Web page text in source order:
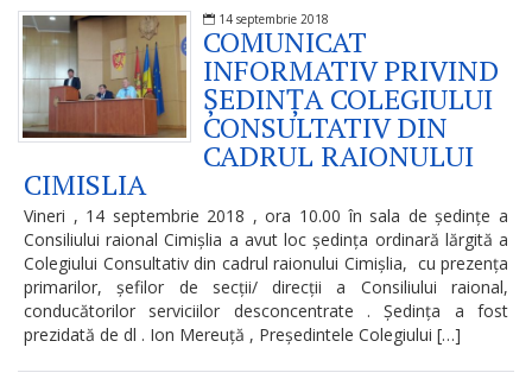
Ședințele
Consiliului
Raional
Declarație
de
răspundere
managerială
14 septembrie 2018
COMUNICAT
INFORMATIV PRIVIND
ȘEDINȚA COLEGIULUI
CONSULTATIV DIN
CADRUL RAIONULUI
CIMISLIA
Vineri , 14 septembrie 2018 , ora 10.00 în sala de ședințe a
Consiliului raional Cimișlia a avut loc ședința ordinară lărgită a
Colegiului Consultativ din cadrul raionului Cimișlia, cu prezența
primarilor, șefilor de secții/ direcții a Consiliului raional,
conducătorilor serviciilor desconcentrate . Ședința a fost
prezidată de dl . Ion Mereuță , Președintele Colegiului […]